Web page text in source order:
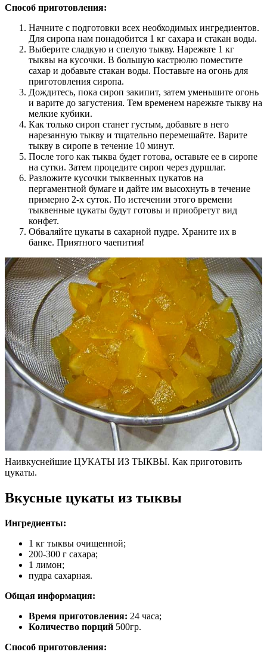
Способ приготовления:
Начните с подготовки всех необходимых ингредиентов.
Для сиропа нам понадобится 1 кг сахара и стакан воды.
Выберите сладкую и спелую тыкву. Нарежьте 1 кг
тыквы на кусочки. В большую кастрюлю поместите
сахар и добавьте стакан воды. Поставьте на огонь для
приготовления сиропа.
Дождитесь, пока сироп закипит, затем уменьшите огонь
и варите до загустения. Тем временем нарежьте тыкву на
мелкие кубики.
Как только сироп станет густым, добавьте в него
нарезанную тыкву и тщательно перемешайте. Варите
тыкву в сиропе в течение 10 минут.
После того как тыква будет готова, оставьте ее в сиропе
на сутки. Затем процедите сироп через дуршлаг.
Разложите кусочки тыквенных цукатов на
пергаментной бумаге и дайте им высохнуть в течение
примерно 2-х суток. По истечении этого времени
тыквенные цукаты будут готовы и приобретут вид
конфет.
Обваляйте цукаты в сахарной пудре. Храните их в
банке. Приятного чаепития!
Наивкуснейшие ЦУКАТЫ ИЗ ТЫКВЫ. Как приготовить
цукаты.
Вкусные цукаты из тыквы
Ингредиенты:
1 кг тыквы очищенной;
200-300 г сахара;
1 лимон;
пудра сахарная.
Общая информация:
Время приготовления: 24 часа;
Количество порций 500гр.
Способ приготовления: